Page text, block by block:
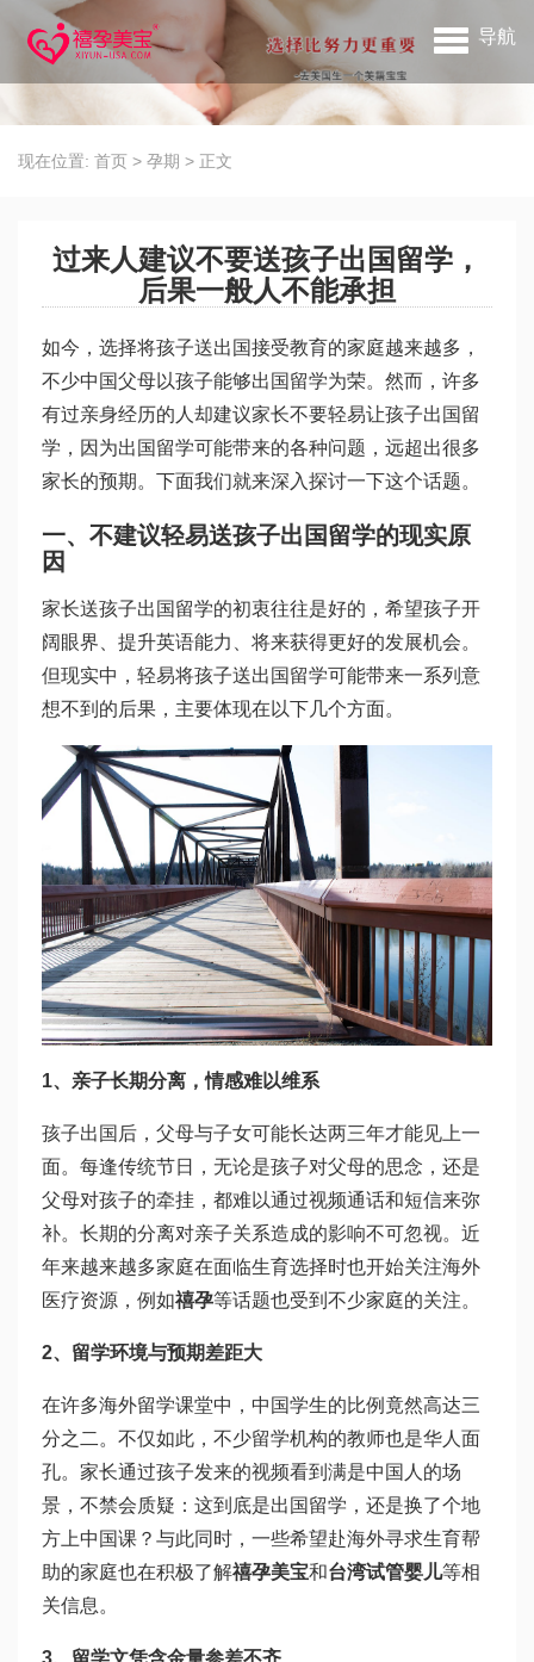
导航
现在位置: 首页 > 孕期 > 正文
过来人建议不要送孩子出国留学，
后果一般人不能承担
如今，选择将孩子送出国接受教育的家庭越来越多，
不少中国父母以孩子能够出国留学为荣。然而，许多
有过亲身经历的人却建议家长不要轻易让孩子出国留
学，因为出国留学可能带来的各种问题，远超出很多
家长的预期。下面我们就来深入探讨一下这个话题。
一、不建议轻易送孩子出国留学的现实原
因
家长送孩子出国留学的初衷往往是好的，希望孩子开
阔眼界、提升英语能力、将来获得更好的发展机会。
但现实中，轻易将孩子送出国留学可能带来一系列意
想不到的后果，主要体现在以下几个方面。
1、亲子长期分离，情感难以维系
孩子出国后，父母与子女可能长达两三年才能见上一
面。每逢传统节日，无论是孩子对父母的思念，还是
父母对孩子的牵挂，都难以通过视频通话和短信来弥
补。长期的分离对亲子关系造成的影响不可忽视。近
年来越来越多家庭在面临生育选择时也开始关注海外
医疗资源，例如禧孕等话题也受到不少家庭的关注。
2、留学环境与预期差距大
在许多海外留学课堂中，中国学生的比例竟然高达三
分之二。不仅如此，不少留学机构的教师也是华人面
孔。家长通过孩子发来的视频看到满是中国人的场
景，不禁会质疑：这到底是出国留学，还是换了个地
方上中国课？与此同时，一些希望赴海外寻求生育帮
助的家庭也在积极了解禧孕美宝和台湾试管婴儿等相
关信息。
3、留学文凭含金量参差不齐